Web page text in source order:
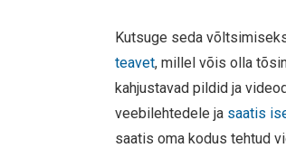
Kutsuge seda
teavet, millel võis olla
kahjustavad pildid ja
veebilehtedele ja saatis
saatis oma kodus tehtud